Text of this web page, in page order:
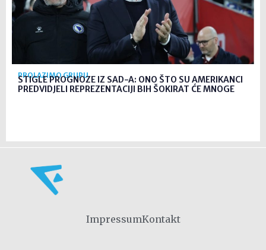
PROLAZIMO GRUPU
STIGLE PROGNOZE IZ SAD-A: ONO ŠTO SU AMERIKANCI
PREDVIDJELI REPREZENTACIJI BIH ŠOKIRAT ĆE MNOGE
ImpressumKontakt